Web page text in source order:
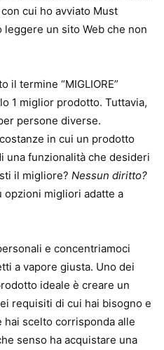
cui ho avviato Must
leggere un sito Web che non
il termine “MIGLIORE”
1 miglior prodotto. Tuttavia,
persone diverse.
in cui un prodotto
una funzionalità che desideri
il ​​migliore? Nessun diritto?
opzioni migliori adatte a
e concentriamoci
a vapore giusta. Uno dei
ideale è creare un
requisiti di cui hai bisogno e
hai scelto corrisponda alle
senso ha acquistare una